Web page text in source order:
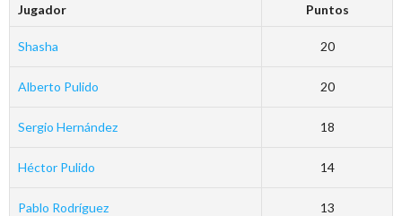
Jugador Puntos
Shasha 20
Alberto Pulido 20
Sergio Hernández 18
Héctor Pulido 14
Pablo Rodríguez 13